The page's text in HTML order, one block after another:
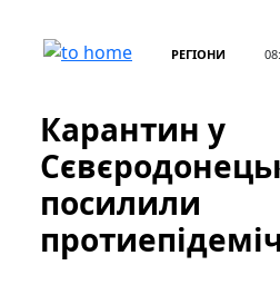
РЕГІОНИ
Карантин у
посилили